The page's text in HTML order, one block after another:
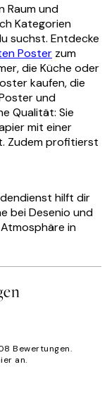
Raum und
Kategorien
suchst. Entdecke
Poster zum
die Küche oder
kaufen, die
und
Qualität: Sie
mit einer
Zudem profitierst
hilft dir
bei Desenio und
in
Bewertungen.
an.